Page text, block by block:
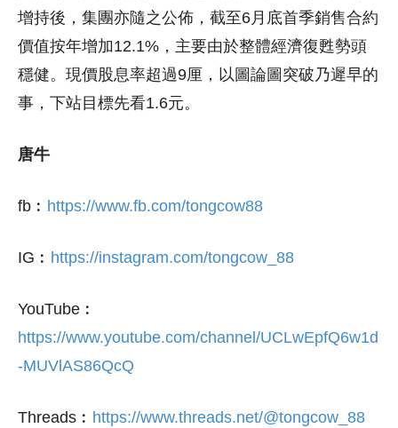
增持後，集團亦隨之公佈，截至6月底首季銷售合約
價值按年增加12.1%，主要由於整體經濟復甦勢頭
穩健。現價股息率超過9厘，以圖論圖突破乃遲早的
事，下站目標先看1.6元。
唐牛
fb︰ https://www.fb.com/tongcow88
IG︰ https://instagram.com/tongcow_88
YouTube︰
https://www.youtube.com/channel/UCLwEpfQ6w1d
-MUVlAS86QcQ
Threads︰ https://www.threads.net/@tongcow_88